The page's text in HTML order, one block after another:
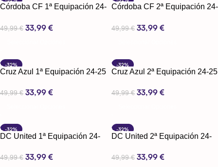
Córdoba CF 1ª Equipación 24-
49,99€ 33,99 €
Córdoba CF 2ª Equipación 24-
49,99€ 33,99 €
-32%
Cruz Azul 1ª Equipación 24-25
49,99€ 33,99 €
-32%
Cruz Azul 2ª Equipación 24-25
49,99€ 33,99 €
-32%
DC United 1ª Equipación 24-
49,99€ 33,99 €
-32%
DC United 2ª Equipación 24-
49,99€ 33,99 €